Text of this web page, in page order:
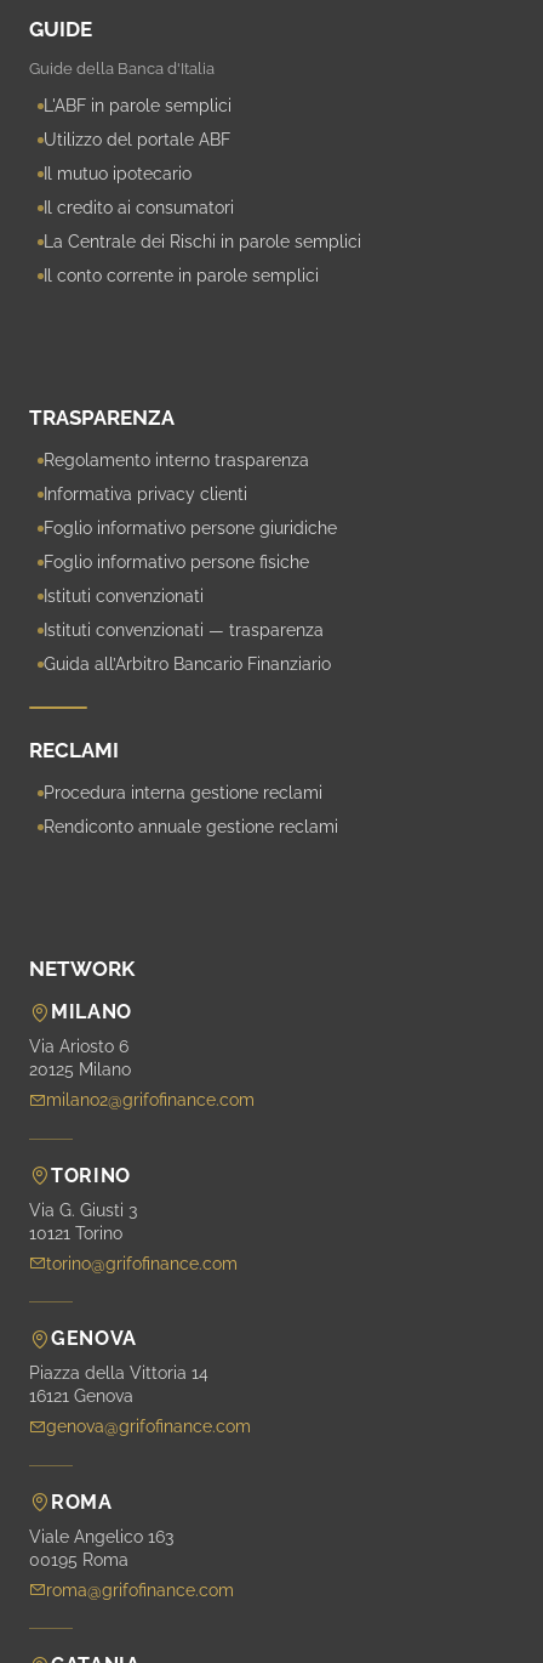
GUIDE
Guide della Banca d'Italia
L'ABF in parole semplici
Utilizzo del portale ABF
Il mutuo ipotecario
Il credito ai consumatori
La Centrale dei Rischi in parole semplici
Il conto corrente in parole semplici
TRASPARENZA
Regolamento interno trasparenza
Informativa privacy clienti
Foglio informativo persone giuridiche
Foglio informativo persone fisiche
Istituti convenzionati
Istituti convenzionati — trasparenza
Guida all’Arbitro Bancario Finanziario
RECLAMI
Procedura interna gestione reclami
Rendiconto annuale gestione reclami
NETWORK
MILANO
Via Ariosto 6
20125 Milano
milano2@grifofinance.com
TORINO
Via G. Giusti 3
10121 Torino
torino@grifofinance.com
GENOVA
Piazza della Vittoria 14
16121 Genova
genova@grifofinance.com
ROMA
Viale Angelico 163
00195 Roma
roma@grifofinance.com